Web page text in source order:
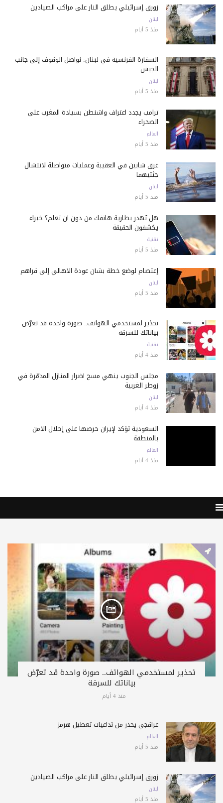
زورق إسرائيلي يطلق النار على مراكب الصيادين
لبنان
منذ 5 أيام
السفارة الفرنسية في لبنان: نواصل الوقوف إلى جانب
الجيش
لبنان
منذ 5 أيام
ترامب يجدد اعتراف واشنطن بسيادة المغرب على
الصحراء
العالم
منذ 5 أيام
غرق شابين في العقيبة وعمليات متواصلة لانتشال
جثتيهما
لبنان
منذ 5 أيام
هل تُهدر بطارية هاتفك من دون أن تعلم؟ خبراء
يكشفون الحقيقة
تقنية
منذ 5 أيام
إعتصام لوضع خطة بشأن عودة الأهالي إلى قراهم
لبنان
منذ 5 أيام
تحذير لمستخدمي الهواتف.. صورة واحدة قد تعرّض
بياناتك للسرقة
تقنية
منذ 4 أيام
مجلس الجنوب ينهي مسح أضرار المنازل المدمّرة في
زوطر الغربية
لبنان
منذ 4 أيام
السعودية تؤكد لإيران حرصها على إحلال الأمن
بالمنطقة
العالم
منذ 4 أيام
تحذير لمستخدمي الهواتف.. صورة واحدة قد تعرّض
بياناتك للسرقة
منذ 4 أيام
عراقجي يحذّر من تداعيات تعطيل هرمز
العالم
منذ 5 أيام
زورق إسرائيلي يطلق النار على مراكب الصيادين
لبنان
منذ 5 أيام